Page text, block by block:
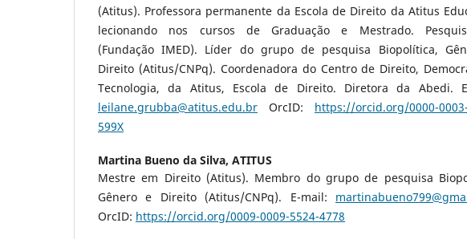
(Atitus). Professora permanente da Escola de Direito da Atitus
lecionando nos cursos de Graduação e Mestrado.
(Fundação IMED). Líder do grupo de pesquisa Biopolítica,
Direito (Atitus/CNPq). Coordenadora do Centro de Direito,
Tecnologia, da Atitus, Escola de Direito. Diretora da Abedi.
leilane.grubba@atitus.edu.br OrcID: https://orcid.org/0000-
599X
Martina Bueno da Silva, ATITUS
Mestre em Direito (Atitus). Membro do grupo de pesquisa
Gênero e Direito (Atitus/CNPq). E-mail:
OrcID: https://orcid.org/0009-0009-5524-4778